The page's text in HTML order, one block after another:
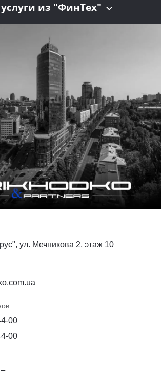
услуги из "ФинТех"
ул. Мечникова 2, этаж 10
00
00